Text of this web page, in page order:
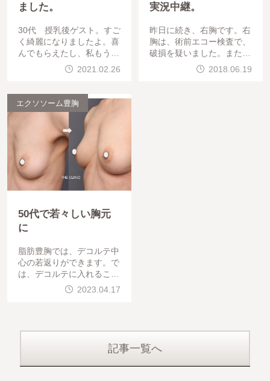
ました。
30代 授乳後ゲスト。すご
く綺麗になりましたよ。喜
んでもらえたし、私もうれ
しかったです。みんなHap
pyになる豊胸手術を目指し
2021.02.26
実況中継。
昨日に続き、右胸です。右
胸は、術前エコー検査で、
破損を疑いました。また、
かなり胸が張れている状況
でした。乳房下縁からのバ
2018.06.19
エクソソーム豊胸
50代で若々しい胸元
に
脂肪豊胸では、デコルテ中
心の若返りができます。で
は、デコルテに入れること
によって、ろっ骨のやせ・
2023.04.17
記事一覧へ